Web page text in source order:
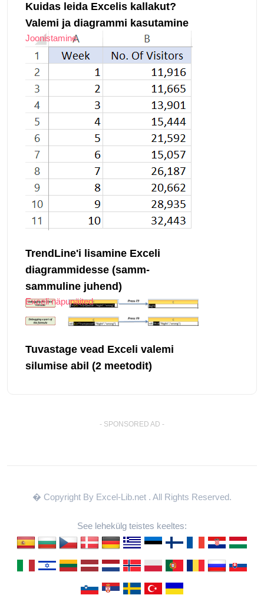
Kuidas leida Excelis kallakut?
Valemi ja diagrammi kasutamine
Joonistamine
TrendLine'i lisamine Exceli
diagrammidesse (samm-
sammuline juhend)
Exceli näpunäited
Tuvastage vead Exceli valemi
silumise abil (2 meetodit)
- SPONSORED AD -
� Copyright By Excel-Lib.net . All Rights Reserved.
See lehekülg teistes keeltes: